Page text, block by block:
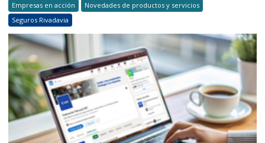
Empresas en acción
Novedades de productos y servicios
Seguros Rivadavia